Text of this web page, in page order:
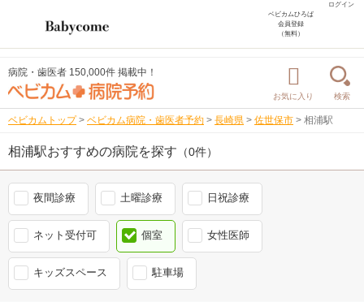
ログイン
ベビカムひろば
会員登録
（無料）
病院・歯医者 150,000件 掲載中！
お気に入り 検索
ベビカムトップ > ベビカム病院・歯医者予約 > 長崎県 > 佐世保市 > 相浦駅
相浦駅おすすめの病院を探す （0件）
夜間診療 土曜診療 日祝診療
ネット受付可 個室 女性医師
キッズスペース 駐車場